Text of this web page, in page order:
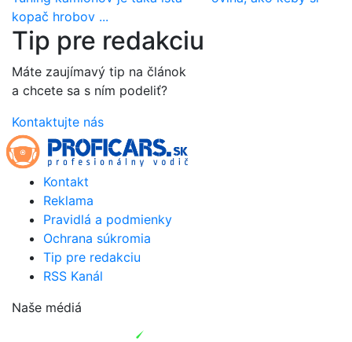
kopač hrobov ...
Tip pre redakciu
Máte zaujímavý tip na článok
a chcete sa s ním podeliť?
Kontaktujte nás
Kontakt
Reklama
Pravidlá a podmienky
Ochrana súkromia
Tip pre redakciu
RSS Kanál
Naše médiá